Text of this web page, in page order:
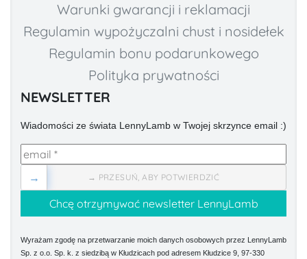
Warunki gwarancji i reklamacji
Regulamin wypożyczalni chust i nosidełek
Regulamin bonu podarunkowego
Polityka prywatności
NEWSLETTER
Wiadomości ze świata LennyLamb w Twojej skrzynce email :)
→ PRZESUŃ, ABY POTWIERDZIĆ
→
Wyrażam zgodę na przetwarzanie moich danych osobowych przez LennyLamb
Sp. z o.o. Sp. k. z siedzibą w Kłudzicach pod adresem Kłudzice 9, 97-330